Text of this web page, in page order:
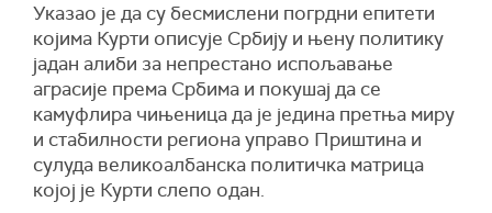
Указао је да су бесмислени погрдни епитети
којима Курти описује Србију и њену политику
јадан алиби за непрестано испољавање
аграсије према Србима и покушај да се
камуфлира чињеница да је једина претња миру
и стабилности региона управо Приштина и
сулуда великоалбанска политичка матрица
којој је Курти слепо одан.